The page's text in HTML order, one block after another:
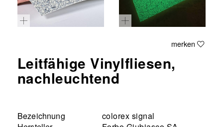
merken
Leitfähige Vinylfliesen,
nachleuchtend
Bezeichnung
colorex signal